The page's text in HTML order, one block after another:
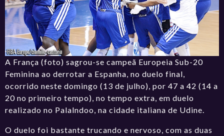
A França (foto) sagrou-se campeã Europeia Sub-20
Feminina ao derrotar a Espanha, no duelo final,
ocorrido neste domingo (13 de julho), por 47 a 42 (14 a
20 no primeiro tempo), no tempo extra, em duelo
realizado no Palalndoo, na cidade italiana de Udine.
O duelo foi bastante trucando e nervoso, com as duas